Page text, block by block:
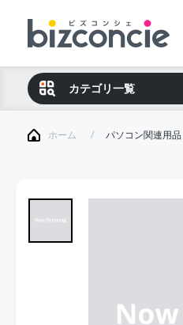
カテゴリ一覧
ホーム パソコン関連用品